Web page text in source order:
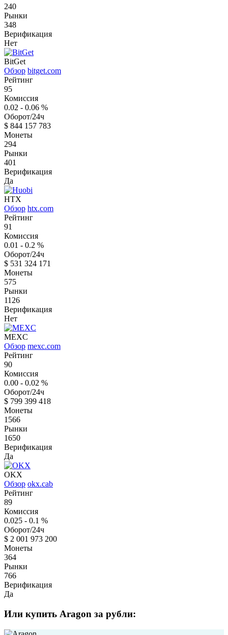
240
Рынки
348
Верификация
Нет
BitGet
Обзор bitget.com
Рейтинг
95
Комиссия
0.02 - 0.06 %
Оборот/24ч
$ 844 157 783
Монеты
294
Рынки
401
Верификация
Да
HTX
Обзор htx.com
Рейтинг
91
Комиссия
0.01 - 0.2 %
Оборот/24ч
$ 531 324 171
Монеты
575
Рынки
1126
Верификация
Нет
MEXC
Обзор mexc.com
Рейтинг
90
Комиссия
0.00 - 0.02 %
Оборот/24ч
$ 799 399 418
Монеты
1566
Рынки
1650
Верификация
Да
OKX
Обзор okx.cab
Рейтинг
89
Комиссия
0.025 - 0.1 %
Оборот/24ч
$ 2 001 973 200
Монеты
364
Рынки
766
Верификация
Да
Или купить Aragon за рубли: